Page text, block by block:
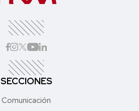
SECCIONES
Comunicación